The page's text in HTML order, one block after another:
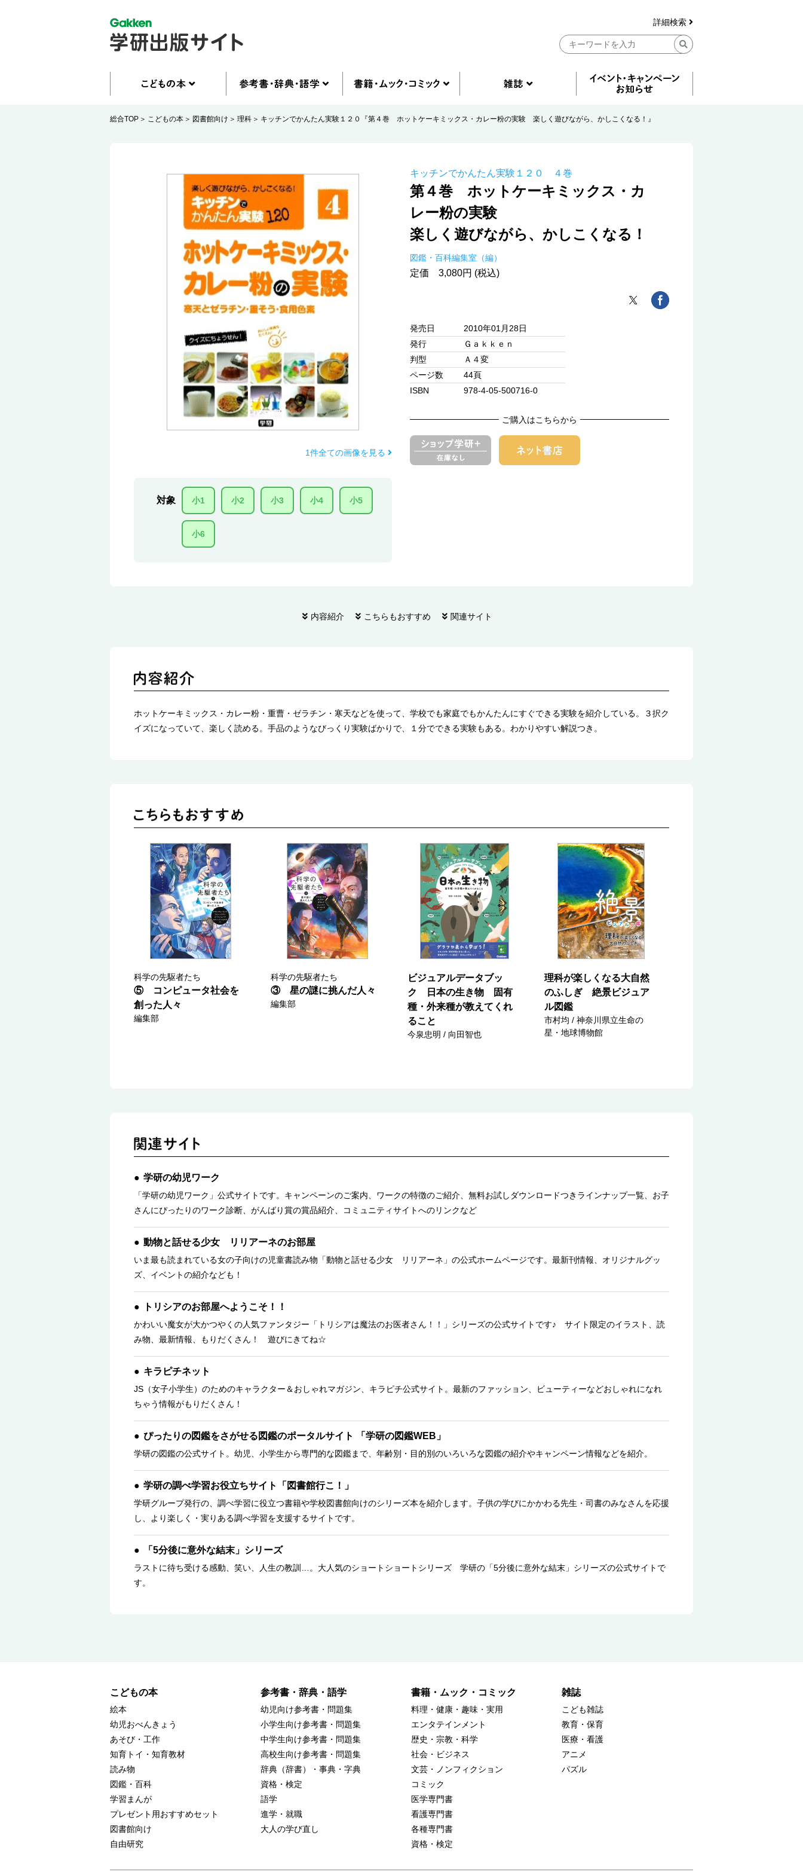
詳細検索
総合TOP こどもの本 図書館向け 理科 キッチンでかんたん実験１２０『第４巻 ホットケーキミックス・カレー粉の実験 楽しく遊びながら、かしこくなる！』
1件全ての画像を見る
対象 小1 小2 小3 小4 小5
小6
キッチンでかんたん実験１２０ ４巻
第４巻 ホットケーキミックス・カ
レー粉の実験
楽しく遊びながら、かしこくなる！
図鑑・百科編集室（編）
定価 3,080円 (税込)
発売日
2010年01月28日
発行
Ｇａｋｋｅｎ
判型
Ａ４変
ページ数
44頁
ISBN
978-4-05-500716-0
ご購入はこちらから
内容紹介 こちらもおすすめ 関連サイト
ホットケーキミックス・カレー粉・重曹・ゼラチン・寒天などを使って、学校でも家庭でもかんたんにすぐできる実験を紹介している。３択ク
イズになっていて、楽しく読める。手品のようなびっくり実験ばかりで、１分でできる実験もある。わかりやすい解説つき。
科学の先駆者たち
⑤ コンピュータ社会を
創った人々
編集部
科学の先駆者たち
③ 星の謎に挑んだ人々
編集部
ビジュアルデータブッ
ク 日本の生き物 固有
種・外来種が教えてくれ
ること
今泉忠明 / 向田智也
理科が楽しくなる大自然
のふしぎ 絶景ビジュア
ル図鑑
市村均 / 神奈川県立生命の
星・地球博物館
学研の幼児ワーク
「学研の幼児ワーク」公式サイトです。キャンペーンのご案内、ワークの特徴のご紹介、無料お試しダウンロードつきラインナップ一覧、お子
さんにぴったりのワーク診断、がんばり賞の賞品紹介、コミュニティサイトへのリンクなど
動物と話せる少女 リリアーネのお部屋
いま最も読まれている女の子向けの児童書読み物「動物と話せる少女 リリアーネ」の公式ホームページです。最新刊情報、オリジナルグッ
ズ、イベントの紹介なども！
トリシアのお部屋へようこそ！！
かわいい魔女が大かつやくの人気ファンタジー「トリシアは魔法のお医者さん！！」シリーズの公式サイトです♪ サイト限定のイラスト、読
み物、最新情報、もりだくさん！ 遊びにきてね☆
キラピチネット
JS（女子小学生）のためのキャラクター＆おしゃれマガジン、キラピチ公式サイト。最新のファッション、ビューティーなどおしゃれになれ
ちゃう情報がもりだくさん！
ぴったりの図鑑をさがせる図鑑のポータルサイト 「学研の図鑑WEB」
学研の図鑑の公式サイト。幼児、小学生から専門的な図鑑まで、年齢別・目的別のいろいろな図鑑の紹介やキャンペーン情報などを紹介。
学研の調べ学習お役立ちサイト「図書館行こ！」
学研グループ発行の、調べ学習に役立つ書籍や学校図書館向けのシリーズ本を紹介します。子供の学びにかかわる先生・司書のみなさんを応援
し、より楽しく・実りある調べ学習を支援するサイトです。
「5分後に意外な結末」シリーズ
ラストに待ち受ける感動、笑い、人生の教訓…。大人気のショートショートシリーズ 学研の「5分後に意外な結末」シリーズの公式サイトで
す。
こどもの本
絵本
幼児おべんきょう
あそび・工作
知育トイ・知育教材
読み物
図鑑・百科
学習まんが
プレゼント用おすすめセット
図書館向け
自由研究
参考書・辞典・語学
幼児向け参考書・問題集
小学生向け参考書・問題集
中学生向け参考書・問題集
高校生向け参考書・問題集
辞典（辞書）・事典・字典
資格・検定
語学
進学・就職
大人の学び直し
書籍・ムック・コミック
料理・健康・趣味・実用
エンタテインメント
歴史・宗教・科学
社会・ビジネス
文芸・ノンフィクション
コミック
医学専門書
看護専門書
各種専門書
資格・検定
雑誌
こども雑誌
教育・保育
医療・看護
アニメ
パズル